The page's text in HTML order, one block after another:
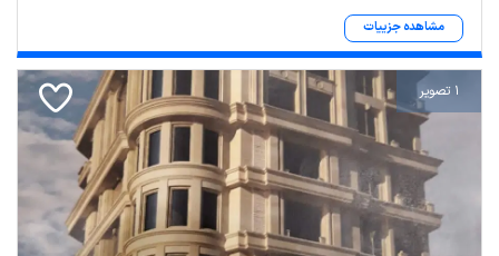
مشاهده جزییات
1 تصویر